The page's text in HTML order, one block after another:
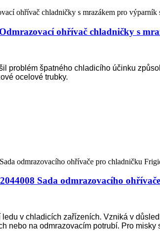
ohřívač chladničky s
problém špatného chladicího účinku
ocelové trubky.
Sada odmrazovacího
v chladicích zařízeních. Vzniká v
nebo na odmrazovacím potrubí. Pro